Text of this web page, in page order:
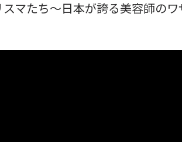
マたち～日本が誇る美容師のワ